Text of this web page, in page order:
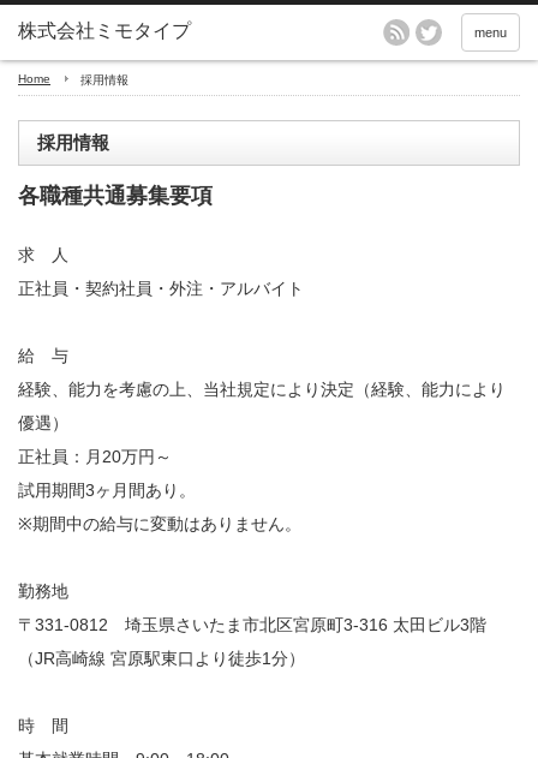
menu
Home 採用情報
採用情報
各職種共通募集要項
求 人
正社員・契約社員・外注・アルバイト
給 与
経験、能力を考慮の上、当社規定により決定（経験、能力により
優遇）
正社員：月20万円～
試用期間3ヶ月間あり。
※期間中の給与に変動はありません。
勤務地
〒331-0812 埼玉県さいたま市北区宮原町3-316 太田ビル3階
（JR高崎線 宮原駅東口より徒歩1分）
時 間